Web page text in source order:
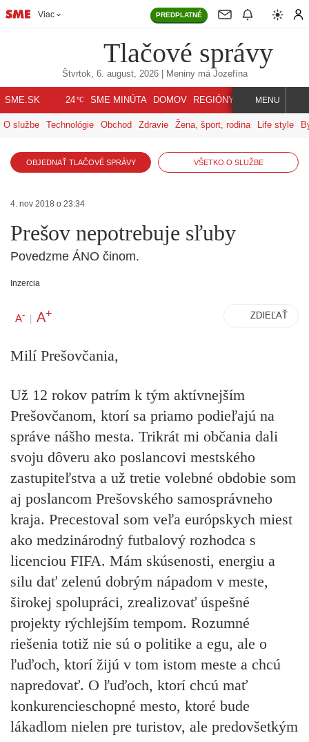
Viac PREDPLATNÉ
Tlačové správy
Štvrtok, 6. august, 2026| Meniny má Jozefína
SME.SK 24℃ SME MINÚTA DOMOV REGIÓNY INDEX SVET
MENU
O službe Technológie Obchod Zdravie Žena, šport, rodina Life style
OBJEDNAŤ TLAČOVÉ SPRÁVY VŠETKO O SLUŽBE
4. nov 2018 o 23:34
Prešov nepotrebuje sľuby
Povedzme ÁNO činom.
Inzercia
A- | A+ ZDIEĽAŤ
Milí Prešovčania,
Už 12 rokov patrím k tým aktívnejším
Prešovčanom, ktorí sa priamo podieľajú na
správe nášho mesta. Trikrát mi občania dali
svoju dôveru ako poslancovi mestského
zastupiteľstva a už tretie volebné obdobie som
aj poslancom Prešovského samosprávneho
kraja. Precestoval som veľa európskych miest
ako medzinárodný futbalový rozhodca s
licenciou FIFA. Mám skúsenosti, energiu a
silu dať zelenú dobrým nápadom v meste,
širokej spolupráci, zrealizovať úspešné
projekty rýchlejším tempom. Rozumné
riešenia totiž nie sú o politike a egu, ale o
ľuďoch, ktorí žijú v tom istom meste a chcú
napredovať. O ľuďoch, ktorí chcú mať
konkurencieschopné mesto, ktoré bude
lákadlom nielen pre turistov, ale predovšetkým